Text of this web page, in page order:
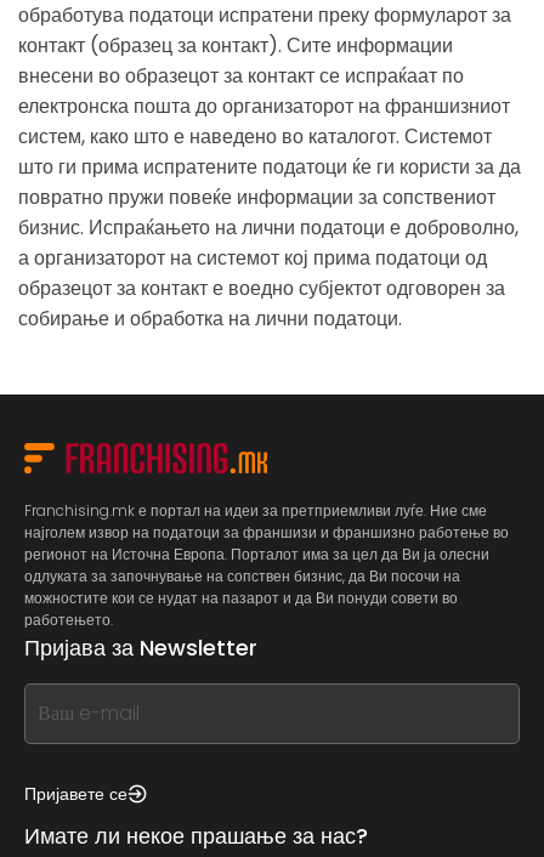
обработува податоци испратени преку формуларот за
контакт (образец за контакт). Сите информации
внесени во образецот за контакт се испраќаат по
електронска пошта до организаторот на франшизниот
систем, како што е наведено во каталогот. Системот
што ги прима испратените податоци ќе ги користи за да
повратно пружи повеќе информации за сопствениот
бизнис. Испраќањето на лични податоци е доброволно,
а организаторот на системот кој прима податоци од
образецот за контакт е воедно субјектот одговорен за
собирање и обработка на лични податоци.
Franchising.mk е портал на идеи за претприемливи луѓе. Ние сме
најголем извор на податоци за франшизи и франшизно работење во
регионот на Источна Европа. Порталот има за цел да Ви ја олесни
одлуката за започнување на сопствен бизнис, да Ви посочи на
можностите кои се нудат на пазарот и да Ви понуди совети во
работењето.
Пријава за Newsletter
If
you
this,
this
Пријавете се
Имате ли некое прашање за нас?